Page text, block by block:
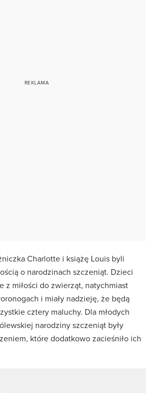
Charlotte i książę Louis byli
o narodzinach szczeniąt. Dzieci
z miłości do zwierząt, natychmiast
i miały nadzieję, że będą
cztery maluchy. Dla młodych
narodziny szczeniąt były
które dodatkowo zacieśniło ich